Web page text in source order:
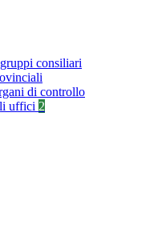
consiliari
di controllo
uffici 2